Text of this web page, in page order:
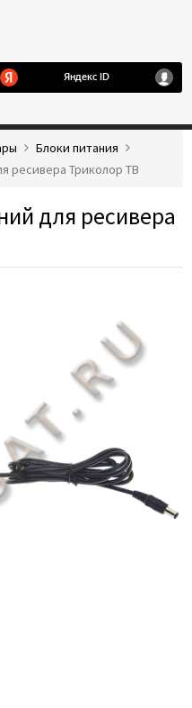
Блоки питания
ресивера Триколор ТВ
для ресивера